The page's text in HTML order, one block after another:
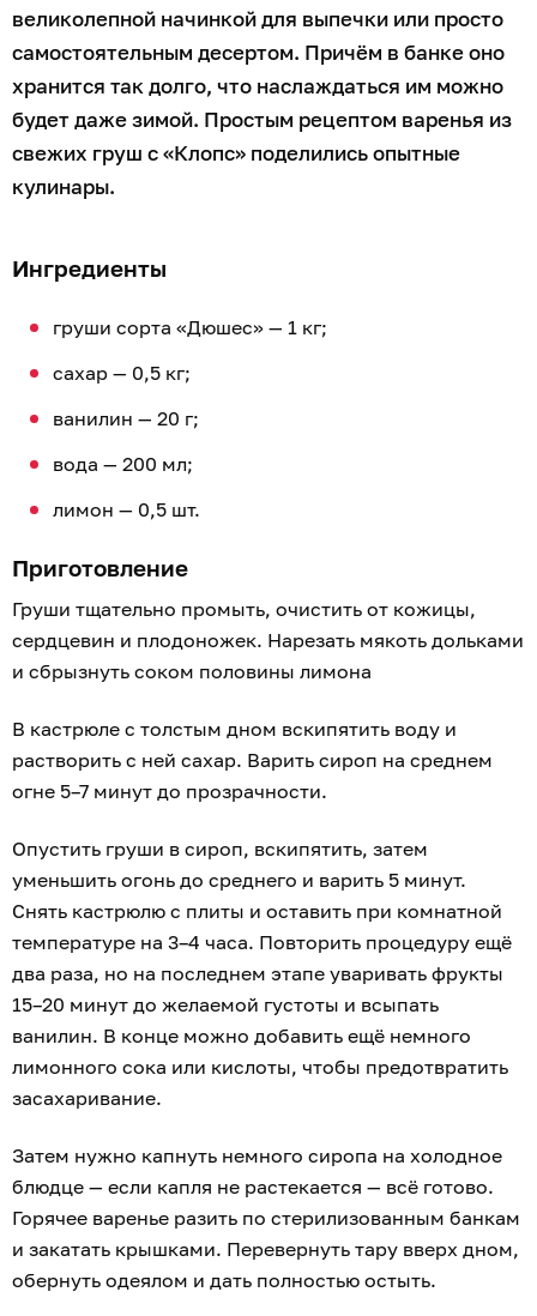
великолепной начинкой для выпечки или просто
самостоятельным десертом. Причём в банке оно
хранится так долго, что наслаждаться им можно
будет даже зимой. Простым рецептом варенья из
свежих груш с «Клопс» поделились опытные
кулинары.
Ингредиенты
груши сорта «Дюшес» — 1 кг;
сахар — 0,5 кг;
ванилин — 20 г;
вода — 200 мл;
лимон — 0,5 шт.
Приготовление
Груши тщательно промыть, очистить от кожицы,
сердцевин и плодоножек. Нарезать мякоть дольками
и сбрызнуть соком половины лимона
В кастрюле с толстым дном вскипятить воду и
растворить с ней сахар. Варить сироп на среднем
огне 5–7 минут до прозрачности.
Опустить груши в сироп, вскипятить, затем
уменьшить огонь до среднего и варить 5 минут.
Снять кастрюлю с плиты и оставить при комнатной
температуре на 3–4 часа. Повторить процедуру ещё
два раза, но на последнем этапе уваривать фрукты
15–20 минут до желаемой густоты и всыпать
ванилин. В конце можно добавить ещё немного
лимонного сока или кислоты, чтобы предотвратить
засахаривание.
Затем нужно капнуть немного сиропа на холодное
блюдце — если капля не растекается — всё готово.
Горячее варенье разить по стерилизованным банкам
и закатать крышками. Перевернуть тару вверх дном,
обернуть одеялом и дать полностью остыть.